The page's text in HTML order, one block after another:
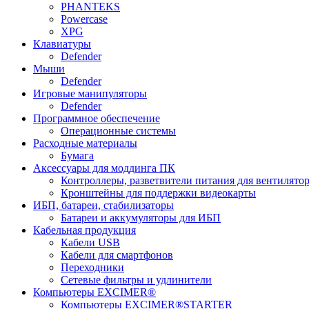
PHANTEKS
Powercase
XPG
Клавиатуры
Defender
Мыши
Defender
Игровые манипуляторы
Defender
Программное обеспечение
Операционные системы
Расходные материалы
Бумага
Аксессуары для моддинга ПК
Контроллеры, разветвители питания для
Кронштейны для поддержки видеокарты
ИБП, батареи, стабилизаторы
Батареи и аккумуляторы для ИБП
Кабельная продукция
Кабели USB
Кабели для смартфонов
Переходники
Сетевые фильтры и удлинители
Компьютеры EXCIMER®
Компьютеры EXCIMER®STARTER